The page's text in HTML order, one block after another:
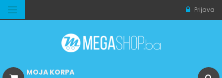
Prijava
MOJA KORPA